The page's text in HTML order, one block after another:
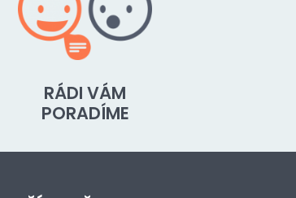
RÁDI VÁM
PORADÍME